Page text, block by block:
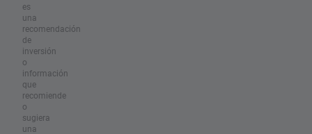
es
una
recomendación
de
inversión
o
información
que
recomiende
o
sugiera
una